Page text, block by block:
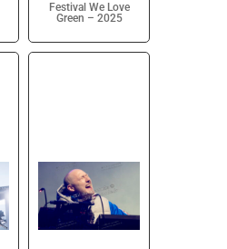
Festival We Love
Green – 2025